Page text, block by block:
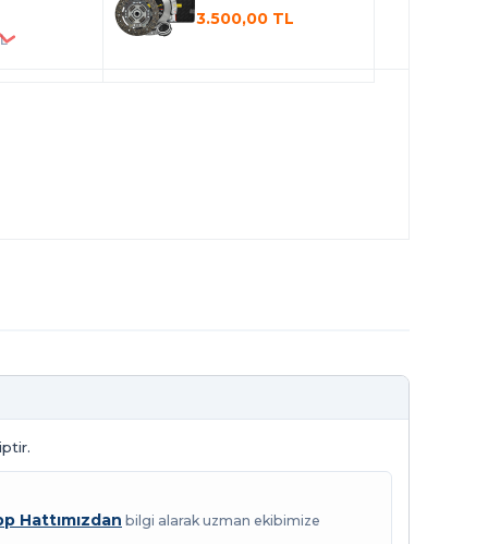
3.500,00 TL
Hattımızdan bilgi alarak uzman ekibimize